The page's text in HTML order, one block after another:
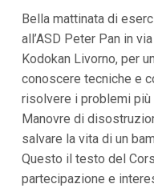
i
a
l
V
a
i
a
l
M
e
n
Bella mattinata di
all’ASD Peter Pan in
Kodokan Livorno, per
conoscere tecniche e
risolvere i problemi più
Manovre di
salvare la vita di un
Questo il testo del
partecipazione e